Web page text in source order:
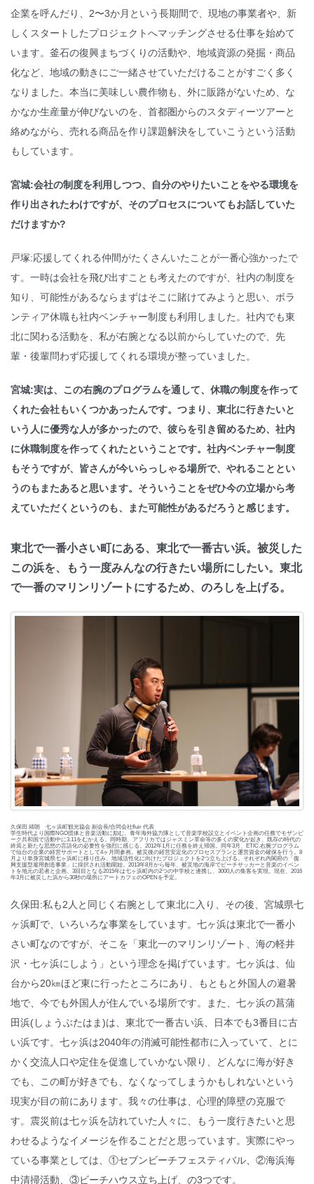
企業を呼んだり、2〜3か月という長期間で、現地の事業者や、新
しくスタートしたプロジェクトへマッチングさせる仕事を始めて
います。釜石の復興まちづくりの活動や、地域資源の発掘・商品
化など、地域の動きにご一緒させていただけることがすごく多く
なりました。本当に美味しい農作物も、外に販路がないため、な
かなか生産量が伸びないのを、首都圏からのスタディーツアーと
絡めながら、売れる商品を作り課題解決をしていこうという活動
もしています。
宮城:会社の制度を利用しつつ、自分のやりたいことをやる環境を
作り出されたわけですが、そのプロセスについてもお話していた
だけますか?
戸塚:応援してくれる仲間がたくさんいたことが一番心強かったで
す。一時は会社を飛び出すことも考えたのですが、社内の制度を
知り、可能性があるならまずはそこに賭けてみようと思い、ボラ
ンティア休職も社内ベンチャー制度も利用しました。社内でも東
北に関わる活動を、私が右腕となる以前からしていたので、先
輩・後輩問わず応援してくれる環境が整っていました。
宮城:実は、この右腕のプログラムを通して、休職の制度を作って
くれた会社もいくつかあったんです。つまり、東北に行きたいと
いう人に優秀な人が多かったので、彼らを引き留めるため、社内
に休職制度を作ってくれたということです。社内ベンチャー制度
もそうですが、皆さんが今いらっしゃる場所で、やれることとい
うのもまたあると思います。そういうことをぜひ今の立場から考
えていただくというのも、また可能性があるだろうと感じます。
東北で一番小さい町にある、東北で一番古い浜。 被災した
この浜を、もう一度みんなの行きたい場所にしたい。東北
で一番のマリンリゾートにするため、のろしを上げる。
久保田 靖朗 七ヶ浜町観光協会 副会長/合同会社fluir 代表
学生時代より国際NGO団体と音楽活動に励む。青年海外協力隊として音楽学校設立とイベント企画の任務でモザンビ
ーク共和国で活動中に3.11をむかえる。同時期、アフリカではジャスミン革命等の多くの変化が起き、既存の時代の
終焉と新たな思想の言語化の必要性を強烈に感じる。2012年1月に任務を終え帰国。同年3月、ETIC.右腕プログラム
で仙台の企業の経営サポートとして4ヶ月間参画。被災後の経営安定化のプロセスプランと運営資金の確保を行う。8
月より単身宮城県七ヶ浜町に移り住み、地域活性化に向けたプロジェクトを2つ立ち上げる。それぞれ内閣府の「復
興支援型雇用創造事業」に採択され活動開始。2013年8月から毎年、被災地の海岸でビーチサッカーと音楽のイベン
トを地元の若者と企画。3回目となる2015年は七ヶ浜町内の2つの中学校と連携し、3000人の集客を実現。現在、2016
年3月に被災した浜から30秒の場所にアートカフェのOPENを予定。
久保田:私も2人と同じく右腕として東北に入り、その後、宮城県七
ヶ浜町で、いろいろな事業をしています。七ヶ浜は東北で一番小
さい町なのですが、そこを「東北一のマリンリゾート、海の軽井
沢・七ヶ浜にしよう」という理念を掲げています。七ヶ浜は、仙
台から20㎞ほど東に行ったところにあり、もともと外国人の避暑
地で、今でも外国人が住んでいる場所です。また、七ヶ浜の菖蒲
田浜(しょうぶたはま)は、東北で一番古い浜、日本でも3番目に古
い浜です。七ヶ浜は2040年の消滅可能性都市に入っていて、とに
かく交流人口や定住を促進していかない限り、どんなに海が好き
でも、この町が好きでも、なくなってしまうかもしれないという
現実が目の前にあります。我々の仕事は、心理的障壁の克服で
す。震災前は七ヶ浜を訪れていた人々に、もう一度行きたいと思
わせるようなイメージを作ることだと思っています。実際にやっ
ている事業としては、①セブンビーチフェスティバル、②海浜海
中清掃活動、③ビーチハウス立ち上げ、の3つです。